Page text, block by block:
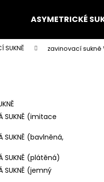
ASYMETRICKÉ
SUKNĚ zavinovací sukně
SUKNĚ (imitace
SUKNĚ (bavlněná,
SUKNĚ (plátěná)
SUKNĚ (jemný